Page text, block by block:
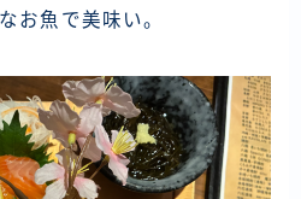
お魚で美味い。